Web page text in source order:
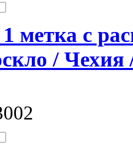
метка с
/ Чехия